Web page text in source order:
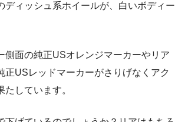
ディッシュ系ホイールが、白いボディー
側面の純正USオレンジマーカーやリア
正USレッドマーカーがさりげなくアク
しています。